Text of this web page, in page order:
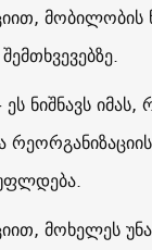
მობილობის
ეს ნიშნავს
მოხელეს